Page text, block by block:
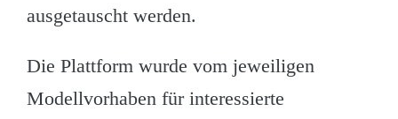
ausgetauscht werden.
Die Plattform wurde vom jeweiligen
Modellvorhaben für interessierte